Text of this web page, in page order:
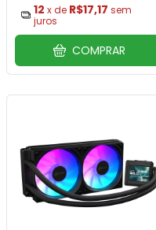
12 x de R$17,17 sem
juros
COMPRAR